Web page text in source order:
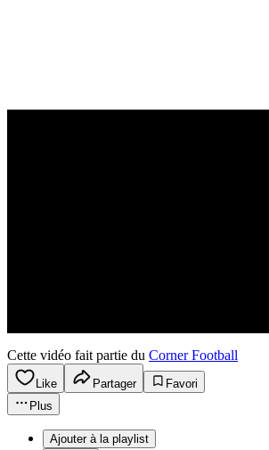
Cette vidéo fait partie du Corner Football
Like Partager
Favori
Plus
Ajouter à la playlist